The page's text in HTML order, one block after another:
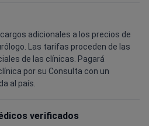
adicionales a los precios de
Las tarifas proceden de las
de las clínicas. Pagará
por su Consulta con un
al país.
verificados